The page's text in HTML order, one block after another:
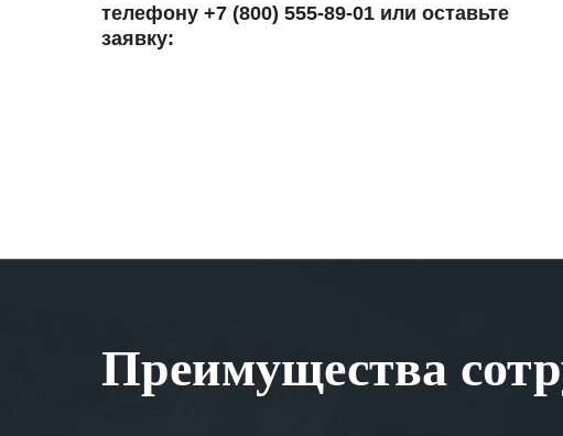
телефону +7 (800) 555-89-01 или оставьте
заявку:
Преимущества